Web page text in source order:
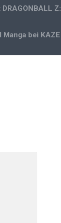
Z:
bei KAZE